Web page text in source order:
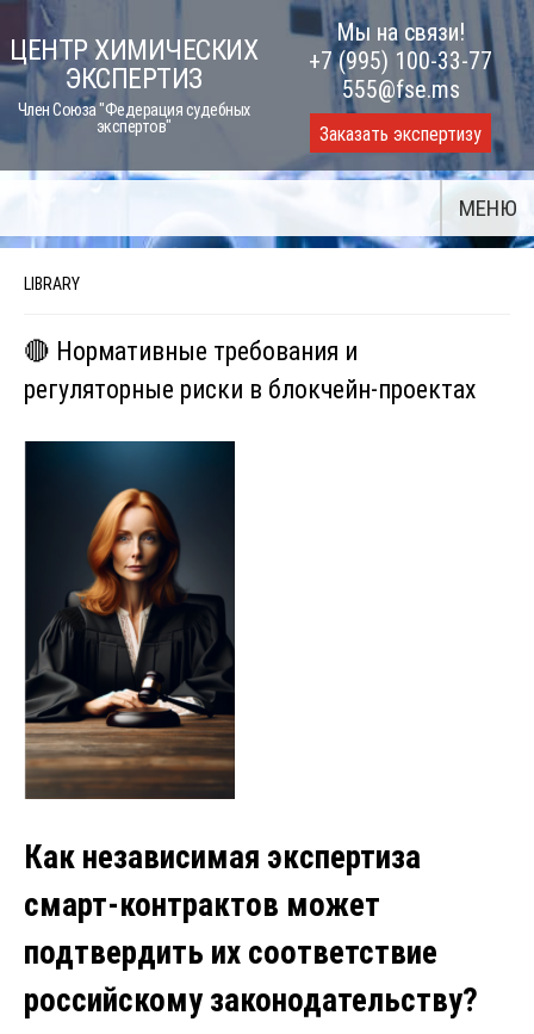
Skip
to
content
ЦЕНТР ХИМИЧЕСКИХ
ЭКСПЕРТИЗ
Член Союза "Федерация судебных
экспертов"
Мы на связи!
+7 (995) 100-33-77
555@fse.ms
Заказать экспертизу
МЕНЮ
LIBRARY
🔴 Нормативные требования и
регуляторные риски в блокчейн-проектах
Как независимая экспертиза
смарт-контрактов может
подтвердить их соответствие
российскому законодательству?